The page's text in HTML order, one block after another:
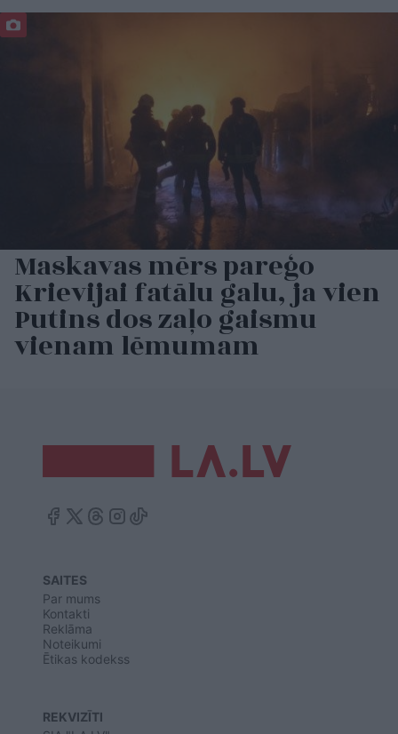
Maskavas mērs pareģo
Krievijai fatālu galu, ja vien
Putins dos zaļo gaismu
vienam lēmumam
SAITES
Par mums
Kontakti
Reklāma
Noteikumi
Ētikas kodekss
REKVIZĪTI